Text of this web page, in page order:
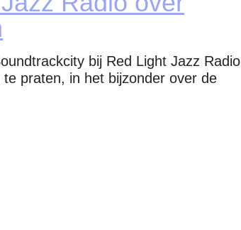
bij Red Light Jazz Radio
praten, in het bijzonder over de